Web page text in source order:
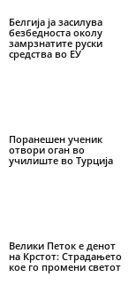
Белгија ја засилува
безбедноста околу
замрзнатите руски
средства во ЕУ
Поранешен ученик
отвори оган во
училиште во Турција
Велики Петок е денот
на Крстот: Страдањето
кое го промени светот